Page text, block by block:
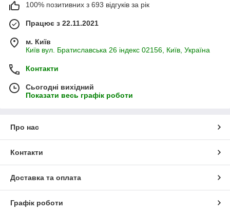
100% позитивних з 693 відгуків за рік
Працює з 22.11.2021
м. Київ
Київ вул. Братиславська 26 індекс 02156, Київ, Україна
Контакти
Сьогодні вихідний
Показати весь графік роботи
Про нас
Контакти
Доставка та оплата
Графік роботи